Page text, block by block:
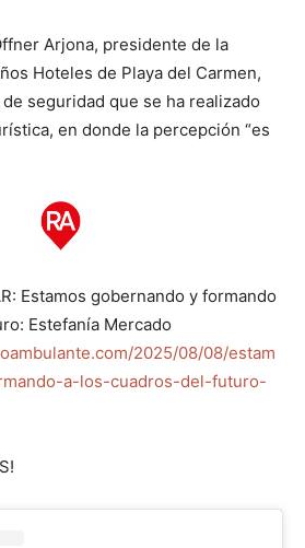
Arjona, presidente de la
Hoteles de Playa del Carmen,
seguridad que se ha realizado
en donde la percepción “es
Estamos gobernando y formando
Estefanía Mercado
2025/08/08/estam
a-los-cuadros-del-futuro-